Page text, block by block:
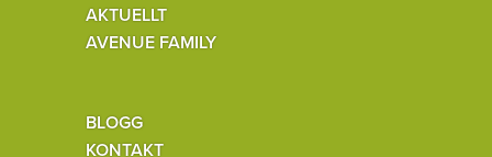
AKTUELLT
AVENUE FAMILY
BLOGG
KONTAKT